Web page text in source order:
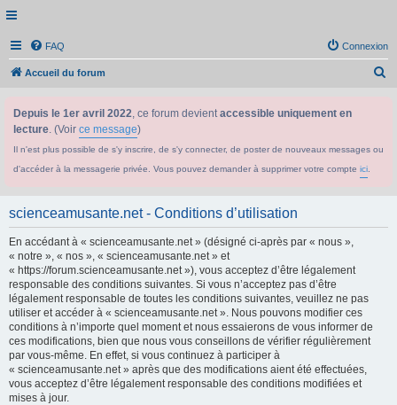
FAQ Connexion
Accueil du forum
Depuis le 1er avril 2022, ce forum devientaccessible uniquement en
lecture. (Voir ce message)
Il n'est plus possible de s'y inscrire, de s'y connecter, de poster de nouveaux messages ou
d'accéder à la messagerie privée. Vous pouvez demander à supprimer votre compte ici
scienceamusante.net - Conditions d’utilisation
En accédant à « scienceamusante.net » (désigné ci-après par « nous »,
« notre », « nos », « scienceamusante.net » et
« https://forum.scienceamusante.net »), vous acceptez d’être légalement
responsable des conditions suivantes. Si vous n’acceptez pas d’être
légalement responsable de toutes les conditions suivantes, veuillez ne pas
utiliser et accéder à « scienceamusante.net ». Nous pouvons modifier ces
conditions à n’importe quel moment et nous essaierons de vous informer de
ces modifications, bien que nous vous conseillons de vérifier régulièrement
par vous-même. En effet, si vous continuez à participer à
« scienceamusante.net » après que des modifications aient été effectuées,
vous acceptez d’être légalement responsable des conditions modifiées et
mises à jour.